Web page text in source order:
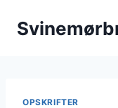
OPSKRIFTER